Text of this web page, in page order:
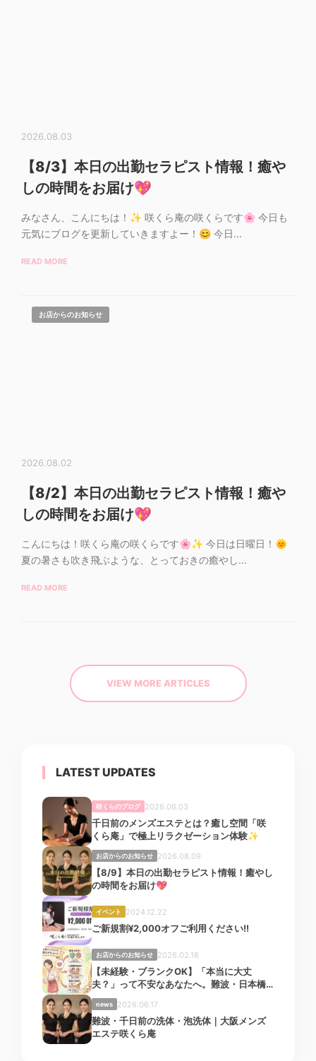
2026.08.03
【8/3】本日の出勤セラピスト情報！癒や
しの時間をお届け💖
みなさん、こんにちは！✨ 咲くら庵の咲くらです🌸 今日も
元気にブログを更新していきますよー！😊 今日...
READ MORE
お店からのお知らせ
2026.08.02
【8/2】本日の出勤セラピスト情報！癒や
しの時間をお届け💖
こんにちは！咲くら庵の咲くらです🌸✨ 今日は日曜日！🌞
夏の暑さも吹き飛ぶような、とっておきの癒やし...
READ MORE
VIEW MORE ARTICLES
LATEST UPDATES
咲くらのブログ 2026.06.03
千日前のメンズエステとは？癒し空間「咲
くら庵」で極上リラクゼーション体験✨
お店からのお知らせ 2026.08.09
【8/9】本日の出勤セラピスト情報！癒やし
の時間をお届け💖
イベント 2024.12.22
ご新規割¥2,000オフご利用ください!!
お店からのお知らせ 2026.02.18
【未経験・ブランクOK】「本当に大丈
夫？」って不安なあなたへ。難波・日本橋
「咲くら庵」で安心してお仕事始めません
か？
news 2026.06.17
難波・千日前の洗体・泡洗体｜大阪メンズ
エステ咲くら庵